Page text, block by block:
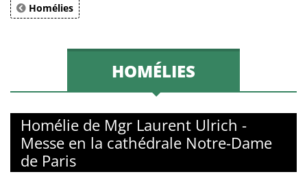
Homélies
HOMÉLIES
Homélie de Mgr Laurent Ulrich -
Messe en la cathédrale Notre-Dame
de Paris